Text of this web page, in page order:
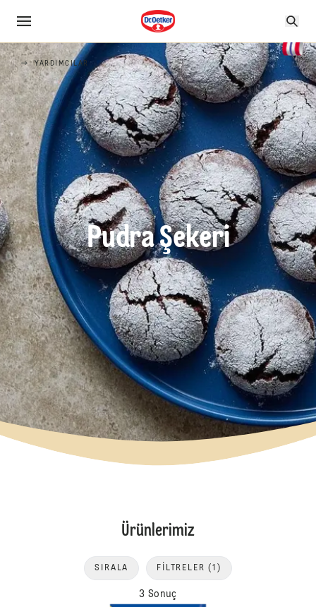
YARDIMCILAR
Pudra Şekeri
Ürünlerimiz
3 Sonuç
SIRALA FILTRELER (1)